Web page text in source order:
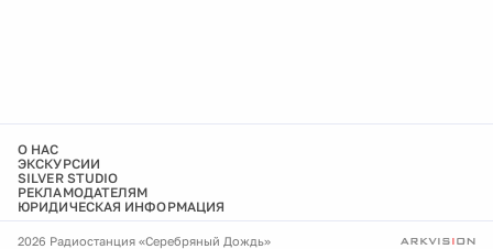
О НАС
ЭКСКУРСИИ
SILVER STUDIO
РЕКЛАМОДАТЕЛЯМ
ЮРИДИЧЕСКАЯ ИНФОРМАЦИЯ
2026 Радиостанция «Серебряный Дождь»